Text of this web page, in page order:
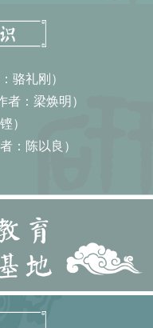
骆礼刚）
：梁焕明）
）
：陈以良）